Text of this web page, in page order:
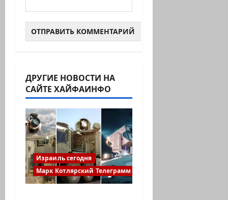
ДРУГИЕ НОВОСТИ НА
САЙТЕ ХАЙФАИНФО
Израиль сегодня
Марк Котлярский Телеграмм Канал